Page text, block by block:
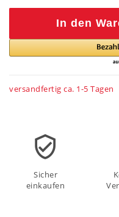
In den
versandfertig ca. 1-5 Tagen
Sicher
einkaufen